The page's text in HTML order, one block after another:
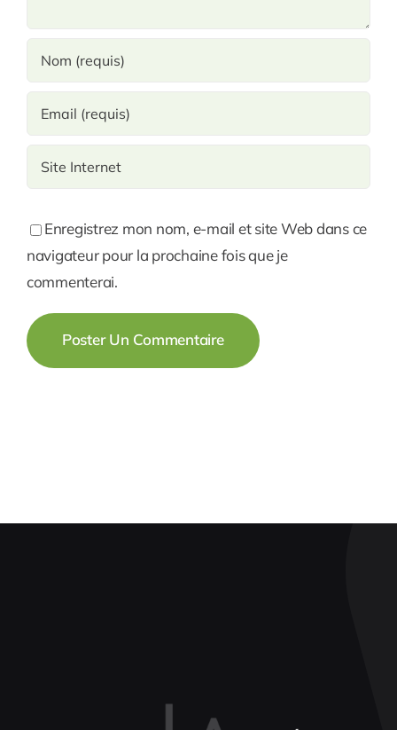
Enregistrez mon nom, e-mail et site Web dans ce
navigateur pour la prochaine fois que je
commenterai.